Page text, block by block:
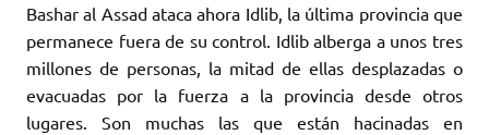
Bashar al Assad ataca ahora Idlib, la última provincia que
permanece fuera de su control. Idlib alberga a unos tres
millones de personas, la mitad de ellas desplazadas o
evacuadas por la fuerza a la provincia desde otros
lugares. Son muchas las que están hacinadas en